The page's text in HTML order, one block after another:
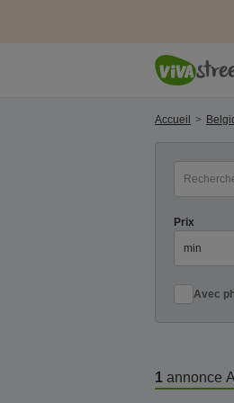
Accueil
Prix
Avec
1 annonce